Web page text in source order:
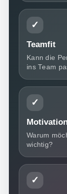
✓
Teamfit
Kann die
ins Team
✓
Warum
wichtig?
✓